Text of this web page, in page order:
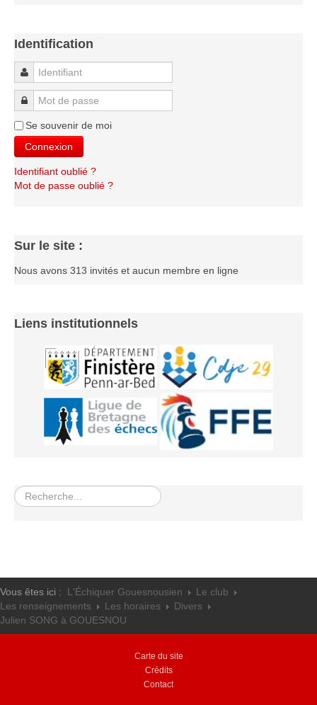
Les infos
Les annonces de tournois
Identification
Identifiant
Mot de passe
Se souvenir de moi
Connexion
Identifiant oublié ?
Mot de passe oublié ?
Sur le site :
Nous avons 313 invités et aucun membre en ligne
Liens institutionnels
Rechercher
Vous êtes ici : L'Échiquer Gouesnousien
Le club
Les renseignements
Les horaires
Divers
Julien SONG à GOUESNOU
Carte du site
Crédits
Contact